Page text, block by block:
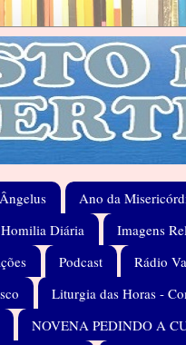
Ângelus Ano da
Homilia Diária Imagens
Podcast Rádio
Liturgia das Horas -
NOVENA PEDINDO A